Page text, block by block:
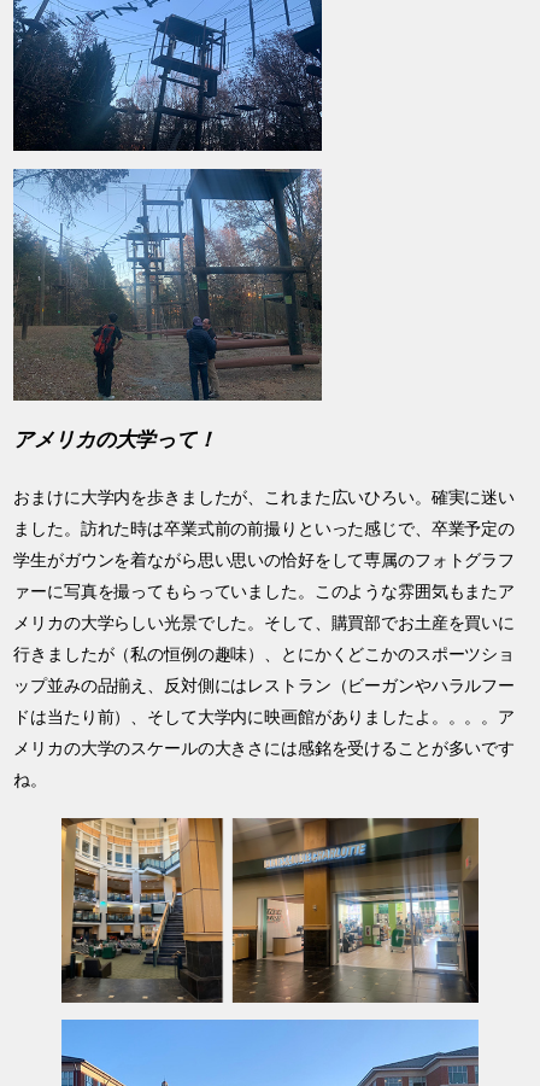
アメリカの大学って！
おまけに大学内を歩きましたが、これまた広いひろい。確実に迷い
ました。訪れた時は卒業式前の前撮りといった感じで、卒業予定の
学生がガウンを着ながら思い思いの恰好をして専属のフォトグラフ
ァーに写真を撮ってもらっていました。このような雰囲気もまたア
メリカの大学らしい光景でした。そして、購買部でお土産を買いに
行きましたが（私の恒例の趣味）、とにかくどこかのスポーツショ
ップ並みの品揃え、反対側にはレストラン（ビーガンやハラルフー
ドは当たり前）、そして大学内に映画館がありましたよ。。。。ア
メリカの大学のスケールの大きさには感銘を受けることが多いです
ね。